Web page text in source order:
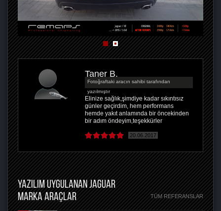
Taner B.
Fotoğraftaki aracın sahibi tarafından
yazılmıştır
Elinize sağlık,şimdiye kadar sıkıntısız
günler geçirdim, hem performans
hemde yakıt anlamında bir öncekinden
bir adım öndeyim,teşekkürler
20.06.2017
YAZILIM UYGULANAN JAGUAR
MARKA ARAÇLAR
TÜM REFERANSLAR